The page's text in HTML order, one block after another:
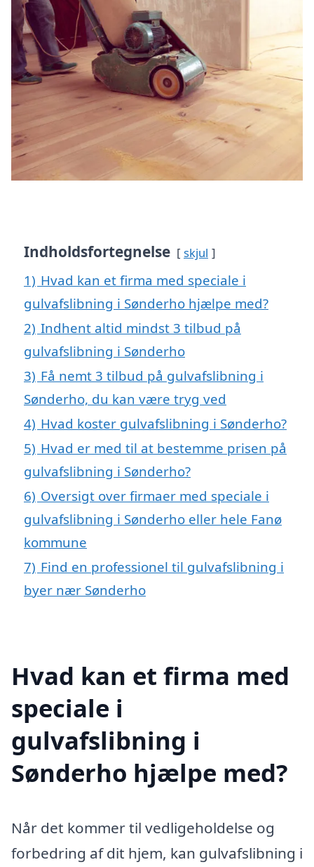
Indholdsfortegnelse skjul
1) Hvad kan et firma med speciale i
gulvafslibning i Sønderho hjælpe med?
2) Indhent altid mindst 3 tilbud på
gulvafslibning i Sønderho
3) Få nemt 3 tilbud på gulvafslibning i
Sønderho, du kan være tryg ved
4) Hvad koster gulvafslibning i Sønderho?
5) Hvad er med til at bestemme prisen på
gulvafslibning i Sønderho?
6) Oversigt over firmaer med speciale i
gulvafslibning i Sønderho eller hele Fanø
kommune
7) Find en professionel til gulvafslibning i
byer nær Sønderho
Hvad kan et firma med
speciale i
gulvafslibning i
Sønderho hjælpe med?
Når det kommer til vedligeholdelse og
forbedring af dit hjem, kan gulvafslibning i